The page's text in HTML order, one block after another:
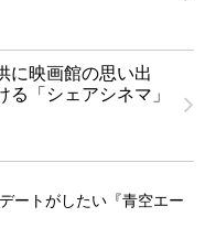
に映画館の思い出
る「シェアシネマ」
ートがしたい『青空エー